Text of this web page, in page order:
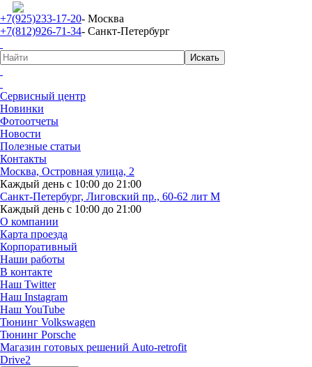
+7(925)233-17-20- Москва
+7(812)926-71-34- Санкт-Петербург
Сервисный центр
Новинки
Фотоотчеты
Новости
Полезные статьи
Контакты
Москва, Островная улица, 2
Каждый день с 10:00 до 21:00
Санкт-Петербург, Лиговский пр., 60-62 лит М
Каждый день с 10:00 до 21:00
О компании
Карта проезда
Корпоративный
Наши работы
В контакте
Наш Twitter
Наш Instagram
Наш YouTube
Тюнинг Volkswagen
Тюнинг Porsche
Магазин готовых решений Auto-retrofit
Drive2